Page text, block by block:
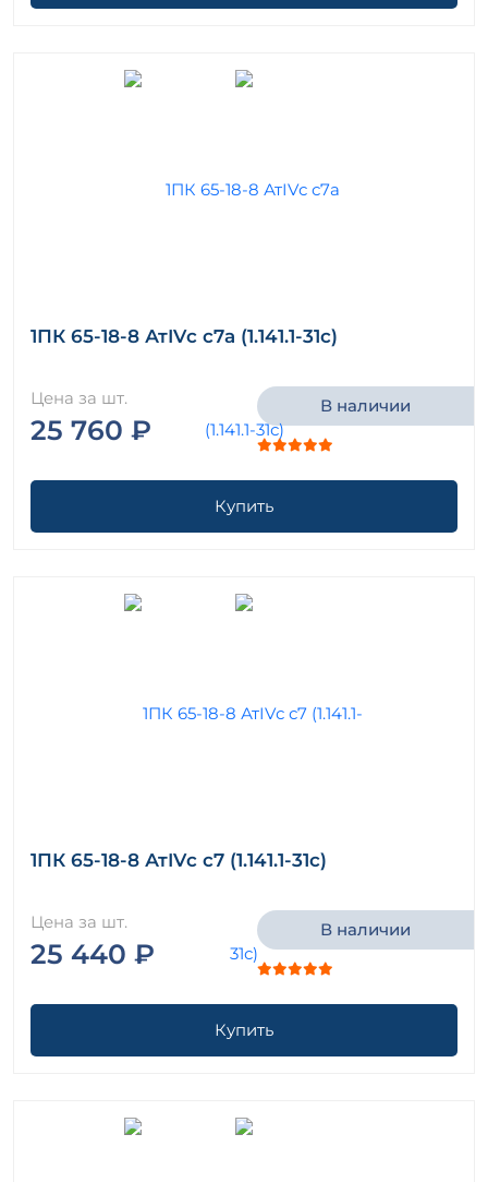
1ПК 65-18-8 АтIVс с7а (1.141.1-31с)
Цена за шт.
25 760 ₽
В наличии
Купить
1ПК 65-18-8 АтIVс с7 (1.141.1-31с)
Цена за шт.
25 440 ₽
В наличии
Купить